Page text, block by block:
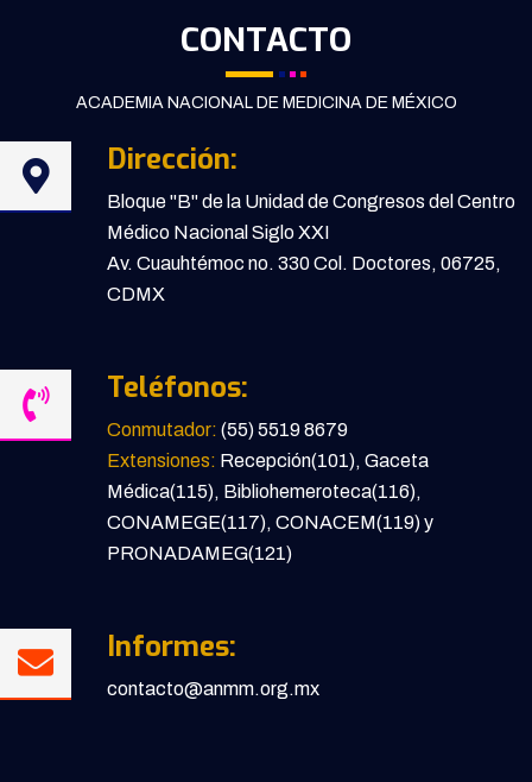
CONTACTO
ACADEMIA NACIONAL DE MEDICINA DE MÉXICO
Dirección:
Bloque "B" de la Unidad de Congresos del Centro
Médico Nacional Siglo XXI
Av. Cuauhtémoc no. 330 Col. Doctores, 06725,
CDMX
Teléfonos:
Conmutador: (55) 5519 8679
Extensiones: Recepción(101), Gaceta
Médica(115), Bibliohemeroteca(116),
CONAMEGE(117), CONACEM(119) y
PRONADAMEG(121)
Informes:
contacto@anmm.org.mx